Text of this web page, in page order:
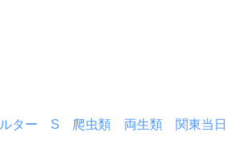
ルター S 爬虫類 両生類 関東当日